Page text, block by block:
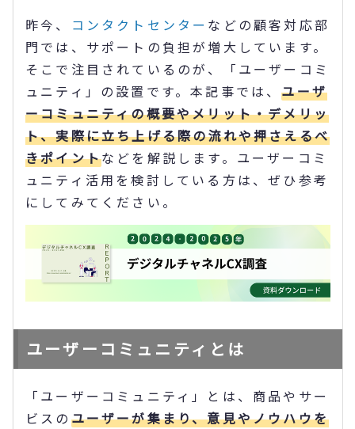
昨今、 コンタクトセンター などの顧客対応部
門では、サポートの負担が増大しています。
そこで注目されているのが、「ユーザーコミ
ュニティ」の設置です。本記事では、ユーザ
ーコミュニティの概要やメリット・デメリッ
ト、実際に立ち上げる際の流れや押さえるべ
きポイントなどを解説します。ユーザーコミ
ュニティ活用を検討している方は、ぜひ参考
にしてみてください。
ユーザーコミュニティとは
「ユーザーコミュニティ」とは、商品やサー
ビスの ユーザーが集まり、意見やノウハウを